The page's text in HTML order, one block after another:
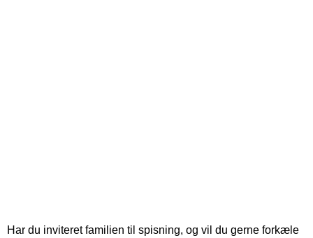
Har du inviteret familien til spisning, og vil du gerne forkæle